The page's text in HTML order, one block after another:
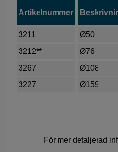
Artikelnummer
3211
Ø50
3212**
Ø76
3267
Ø108
3227
Ø159
För mer detaljerad